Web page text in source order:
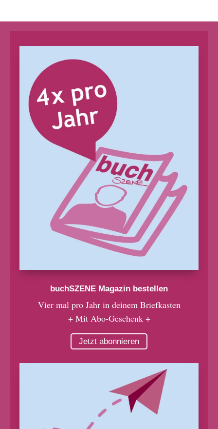
buchSZENE Magazin bestellen
Vier mal pro Jahr in deinem Briefkasten
+ Mit Abo-Geschenk +
Jetzt abonnieren